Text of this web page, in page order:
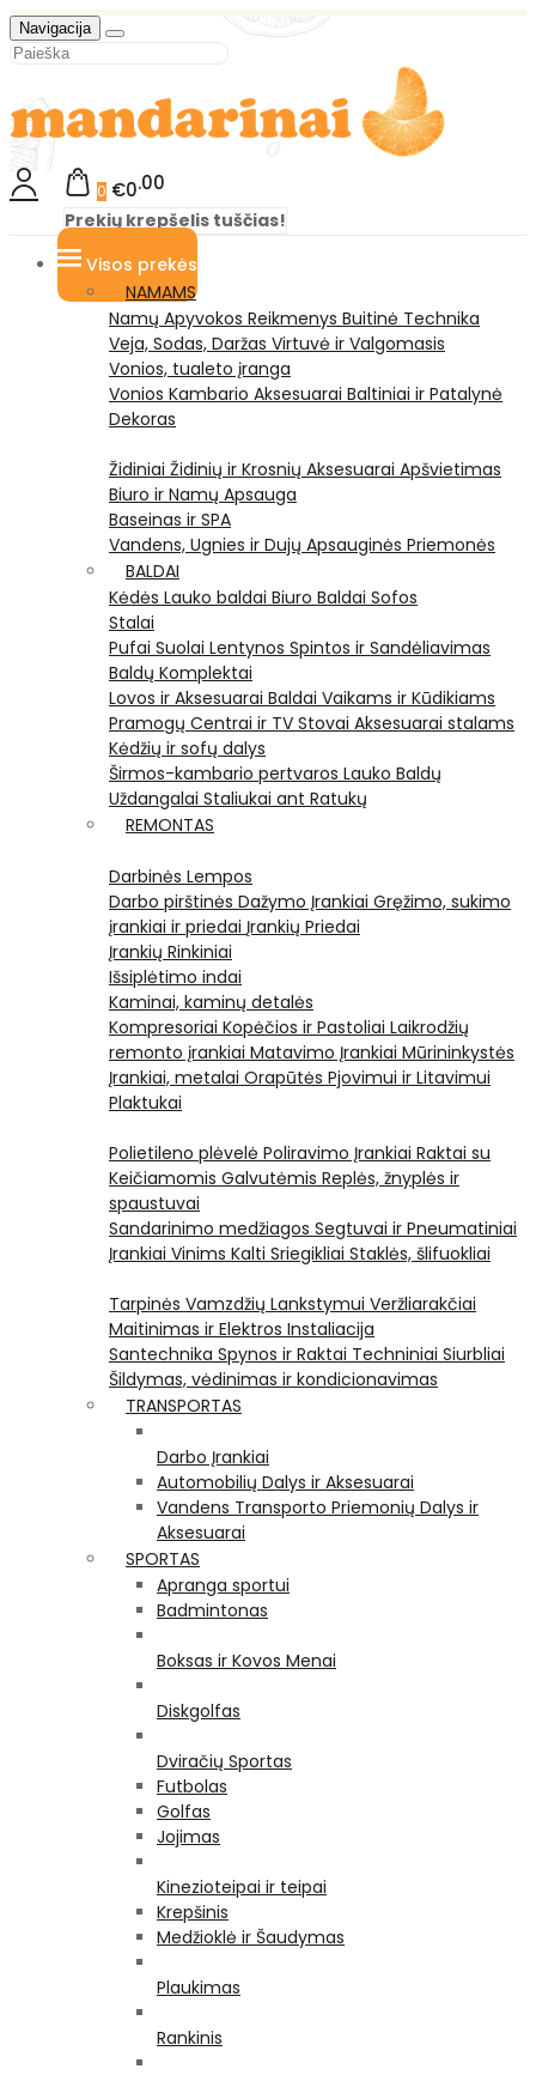
Navigacija
0 €0 00
Prekių krepšelis tuščias!
Visos prekės
NAMAMS
Namų Apyvokos Reikmenys Buitinė Technika
Veja, Sodas, Daržas Virtuvė ir Valgomasis
Vonios, tualeto įranga
Vonios Kambario Aksesuarai Baltiniai ir Patalynė
Dekoras
Židiniai Židinių ir Krosnių Aksesuarai Apšvietimas
Biuro ir Namų Apsauga
Baseinas ir SPA
Vandens, Ugnies ir Dujų Apsauginės Priemonės
BALDAI
Kėdės Lauko baldai Biuro Baldai Sofos
Stalai
Pufai Suolai Lentynos Spintos ir Sandėliavimas
Baldų Komplektai
Lovos ir Aksesuarai Baldai Vaikams ir Kūdikiams
Pramogų Centrai ir TV Stovai Aksesuarai stalams
Kėdžių ir sofų dalys
Širmos-kambario pertvaros Lauko Baldų
Uždangalai Staliukai ant Ratukų
REMONTAS
Darbinės Lempos
Darbo pirštinės Dažymo Įrankiai Gręžimo, sukimo
įrankiai ir priedai Įrankių Priedai
Įrankių Rinkiniai
Išsiplėtimo indai
Kaminai, kaminų detalės
Kompresoriai Kopėčios ir Pastoliai Laikrodžių
remonto įrankiai Matavimo Įrankiai Mūrininkystės
Įrankiai, metalai Orapūtės Pjovimui ir Litavimui
Plaktukai
Polietileno plėvelė Poliravimo Įrankiai Raktai su
Keičiamomis Galvutėmis Replės, žnyplės ir
spaustuvai
Sandarinimo medžiagos Segtuvai ir Pneumatiniai
Įrankiai Vinims Kalti Sriegikliai Staklės, šlifuokliai
Tarpinės Vamzdžių Lankstymui Veržliarakčiai
Maitinimas ir Elektros Instaliacija
Santechnika Spynos ir Raktai Techniniai Siurbliai
Šildymas, vėdinimas ir kondicionavimas
TRANSPORTAS
Darbo Įrankiai
Automobilių Dalys ir Aksesuarai
Vandens Transporto Priemonių Dalys ir
Aksesuarai
SPORTAS
Apranga sportui
Badmintonas
Boksas ir Kovos Menai
Diskgolfas
Dviračių Sportas
Futbolas
Golfas
Jojimas
Kinezioteipai ir teipai
Krepšinis
Medžioklė ir Šaudymas
Plaukimas
Rankinis